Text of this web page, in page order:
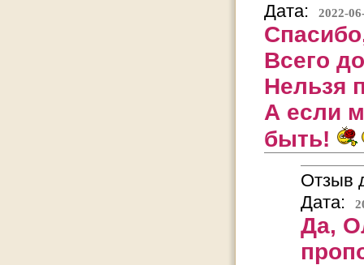
Дата:
2022-
Всего
Нельзя
А если
быть!
Отзыв
Дата:
Да,